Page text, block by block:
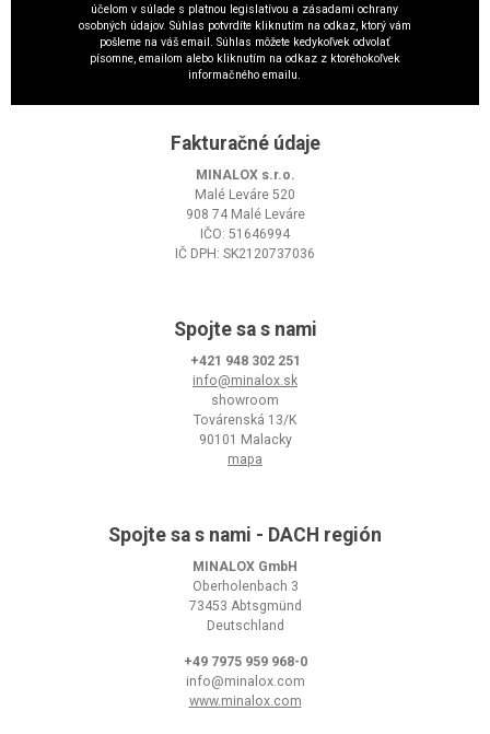
účelom v súlade s platnou legislatívou a zásadami ochrany
osobných údajov. Súhlas potvrdíte kliknutím na odkaz, ktorý vám
pošleme na váš email. Súhlas môžete kedykoľvek odvolať
písomne, emailom alebo kliknutím na odkaz z ktoréhokoľvek
informačného emailu.
Fakturačné údaje
MINALOX s.r.o.
Malé Leváre 520
908 74 Malé Leváre
IČO: 51646994
IČ DPH: SK2120737036
Spojte sa s nami
+421 948 302 251
info@minalox.sk
showroom
Továrenská 13/K
90101 Malacky
mapa
Spojte sa s nami - DACH región
MINALOX GmbH
Oberholenbach 3
73453 Abtsgmünd
Deutschland
+49 7975 959 968-0
info@minalox.com
www.minalox.com